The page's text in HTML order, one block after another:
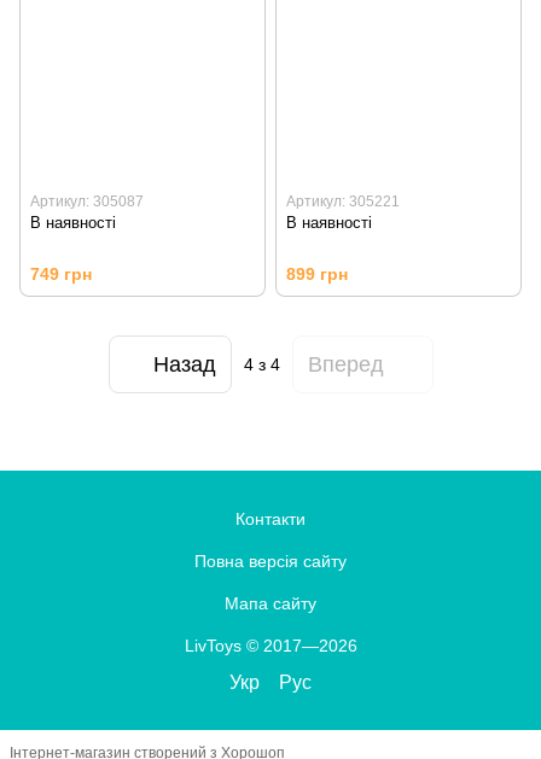
Артикул: 305087
В наявності
749 грн
Артикул: 305221
В наявності
899 грн
Назад 4з 4 Вперед
Контакти
Повна версія сайту
Мапа сайту
LivToys © 2017—2026
Укр Рус
Інтернет-магазин створений з Хорошоп